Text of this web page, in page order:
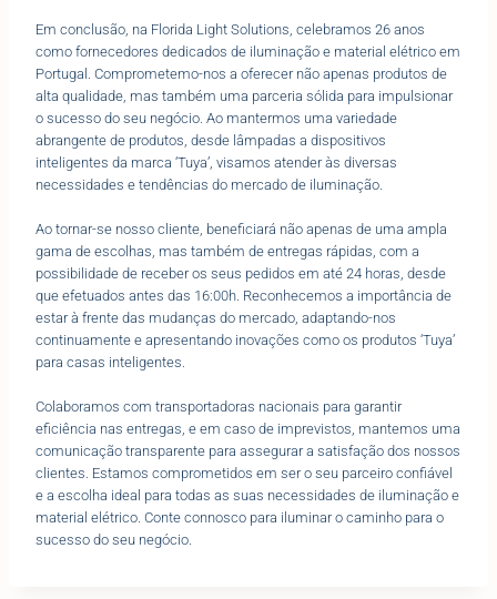
Em conclusão, na Florida Light Solutions, celebramos 26 anos
como fornecedores dedicados de iluminação e material elétrico em
Portugal. Comprometemo-nos a oferecer não apenas produtos de
alta qualidade, mas também uma parceria sólida para impulsionar
o sucesso do seu negócio. Ao mantermos uma variedade
abrangente de produtos, desde lâmpadas a dispositivos
inteligentes da marca ‘Tuya’, visamos atender às diversas
necessidades e tendências do mercado de iluminação.
Ao tornar-se nosso cliente, beneficiará não apenas de uma ampla
gama de escolhas, mas também de entregas rápidas, com a
possibilidade de receber os seus pedidos em até 24 horas, desde
que efetuados antes das 16:00h. Reconhecemos a importância de
estar à frente das mudanças do mercado, adaptando-nos
continuamente e apresentando inovações como os produtos ‘Tuya’
para casas inteligentes.
Colaboramos com transportadoras nacionais para garantir
eficiência nas entregas, e em caso de imprevistos, mantemos uma
comunicação transparente para assegurar a satisfação dos nossos
clientes. Estamos comprometidos em ser o seu parceiro confiável
e a escolha ideal para todas as suas necessidades de iluminação e
material elétrico. Conte connosco para iluminar o caminho para o
sucesso do seu negócio.